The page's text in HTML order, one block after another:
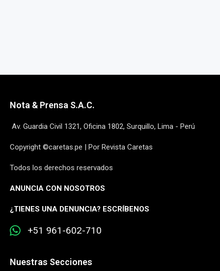
Nota & Prensa S.A.C.
Av. Guardia Civil 1321, Oficina 1802, Surquillo, Lima - Perú
Copyright ©caretas.pe | Por Revista Caretas
Todos los derechos reservados
ANUNCIA CON NOSOTROS
¿TIENES UNA DENUNCIA? ESCRÍBENOS
+51 961-602-710
Nuestras Secciones